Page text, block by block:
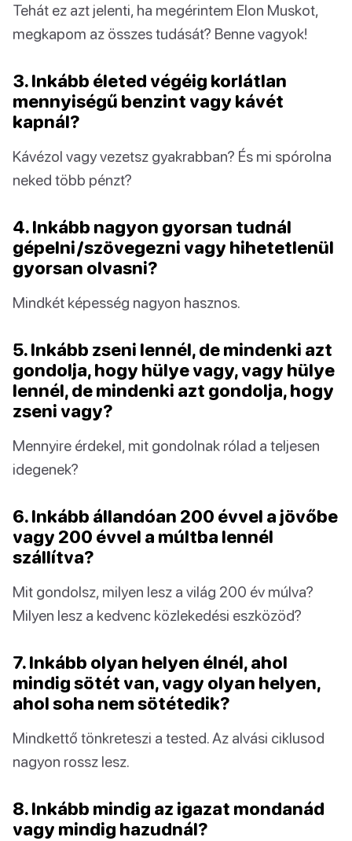
Tehát ez azt jelenti, ha megérintem Elon Muskot,
megkapom az összes tudását? Benne vagyok!
3. Inkább életed végéig korlátlan
mennyiségű benzint vagy kávét
kapnál?
Kávézol vagy vezetsz gyakrabban? És mi spórolna
neked több pénzt?
4. Inkább nagyon gyorsan tudnál
gépelni/szövegezni vagy hihetetlenül
gyorsan olvasni?
Mindkét képesség nagyon hasznos.
5. Inkább zseni lennél, de mindenki azt
gondolja, hogy hülye vagy, vagy hülye
lennél, de mindenki azt gondolja, hogy
zseni vagy?
Mennyire érdekel, mit gondolnak rólad a teljesen
idegenek?
6. Inkább állandóan 200 évvel a jövőbe
vagy 200 évvel a múltba lennél
szállítva?
Mit gondolsz, milyen lesz a világ 200 év múlva?
Milyen lesz a kedvenc közlekedési eszközöd?
7. Inkább olyan helyen élnél, ahol
mindig sötét van, vagy olyan helyen,
ahol soha nem sötétedik?
Mindkettő tönkreteszi a tested. Az alvási ciklusod
nagyon rossz lesz.
8. Inkább mindig az igazat mondanád
vagy mindig hazudnál?